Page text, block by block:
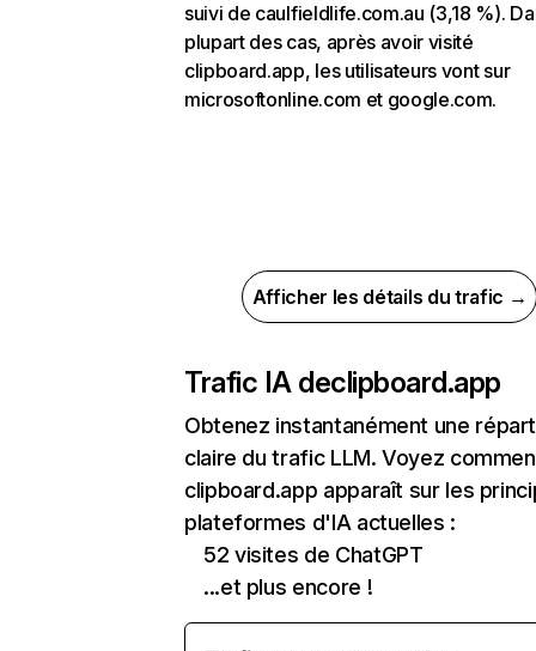
suivi de caulfieldlife.com.au (3,18 %).
plupart des cas, après avoir visité
clipboard.app, les utilisateurs vont sur
microsoftonline.com et google.com.
Afficher les détails du trafic →
Trafic IA declipboard.app
Obtenez instantanément une
claire du trafic LLM. Voyez
clipboard.app apparaît sur les
plateformes d'IA actuelles :
52 visites de ChatGPT
...et plus encore !